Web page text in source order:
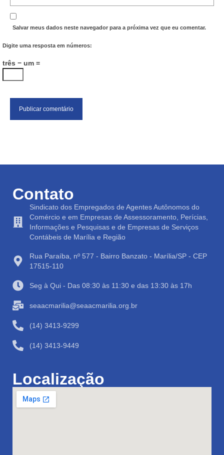
Salvar meus dados neste navegador para a próxima vez que eu comentar.
Digite uma resposta em números:
três − um =
Contato
Sindicato dos Empregados de Agentes Autônomos do
Comércio e em Empresas de Assessoramento, Perícias,
Informações e Pesquisas e de Empresas de Serviços
Contábeis de Marília e Região
Rua Paraíba, nº 577 - Bairro Banzato - Marília/SP - CEP
17515-110
Seg à Qui - Das 08:30 às 11:30 e das 13:30 às 17h
seaacmarilia@seaacmarilia.org.br
(14) 3413-9299
(14) 3413-9449
Localização